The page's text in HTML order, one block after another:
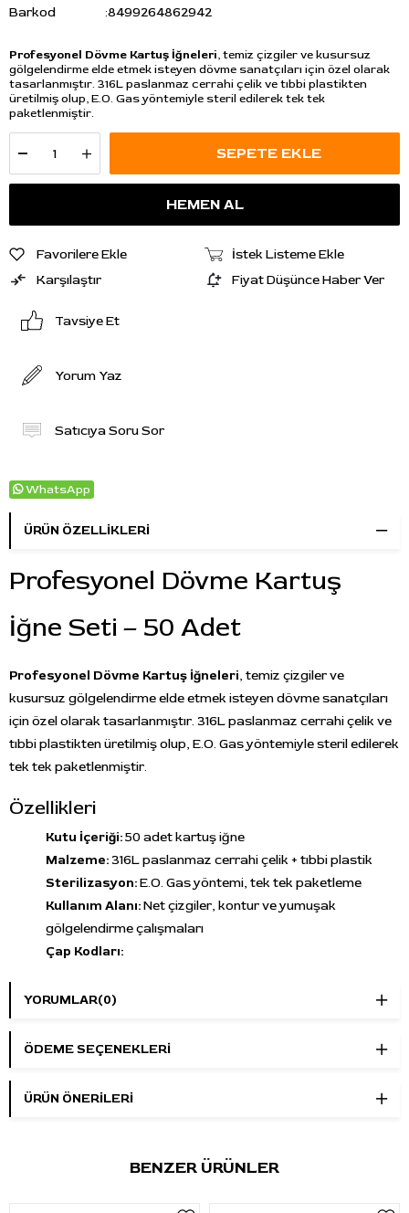
Barkod
:8499264862942
Profesyonel Dövme Kartuş İğneleri, temiz çizgiler ve kusursuz
gölgelendirme elde etmek isteyen dövme sanatçıları için özel olarak
tasarlanmıştır. 316L paslanmaz cerrahi çelik ve tıbbi plastikten
üretilmiş olup, E.O. Gas yöntemiyle steril edilerek tek tek
paketlenmiştir.
Favorilere Ekle
İstek Listeme Ekle
Karşılaştır
Fiyat Düşünce Haber Ver
Tavsiye Et
Yorum Yaz
Satıcıya Soru Sor
WhatsApp
ÜRÜN ÖZELLIKLERI
Profesyonel Dövme Kartuş
İğne Seti – 50 Adet
Profesyonel Dövme Kartuş İğneleri, temiz çizgiler ve
kusursuz gölgelendirme elde etmek isteyen dövme sanatçıları
için özel olarak tasarlanmıştır. 316L paslanmaz cerrahi çelik ve
tıbbi plastikten üretilmiş olup, E.O. Gas yöntemiyle steril edilerek
tek tek paketlenmiştir.
Özellikleri
Kutu İçeriği:50 adet kartuş iğne
Malzeme:316L paslanmaz cerrahi çelik + tıbbi plastik
Sterilizasyon:E.O. Gas yöntemi, tek tek paketleme
Kullanım Alanı:Net çizgiler, kontur ve yumuşak
gölgelendirme çalışmaları
Çap Kodları:
10 – 0.30 mm
İğne Sayısı:Son iki numara, kartuş üzerindeki iğne
Avantajları
Pürüzsüz gölgelendirme imkânı
YORUMLAR(0)
ÖDEME SEÇENEKLERI
ÜRÜN ÖNERILERI
BENZER ÜRÜNLER